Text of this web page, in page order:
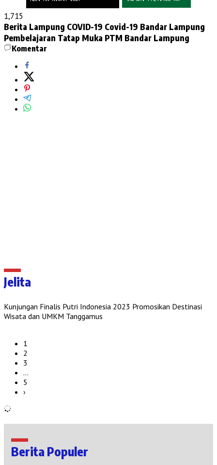
1,715
Berita Lampung COVID-19 Covid-19 Bandar Lampung
Pembelajaran Tatap Muka PTM Bandar Lampung
Komentar
Jelita
Kunjungan Finalis Putri Indonesia 2023 Promosikan Destinasi
Wisata dan UMKM Tanggamus
1
2
3
…
5
›
Berita Populer